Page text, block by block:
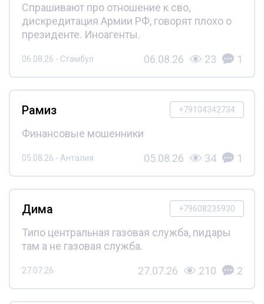
Спрашивают про отношение к сво,
дискредитация Армии РФ, говорят плохо о
президенте. Иноагенты.
06.08.26 - Стамбул 06.08.26 23 1
+79104342734
Рамиз
Финансовые мошенники
05.08.26 - Анталия 05.08.26 34 1
+79608235930
Дима
Типо центральная газовая служба, пидары
там а не газовая служба.
27.07.26 27.07.26 210 2